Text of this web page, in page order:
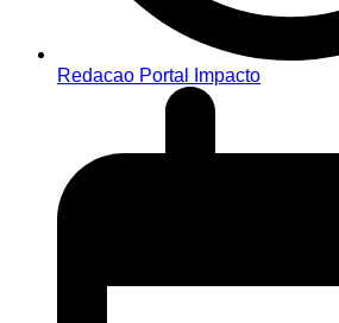
Redacao Portal Impacto